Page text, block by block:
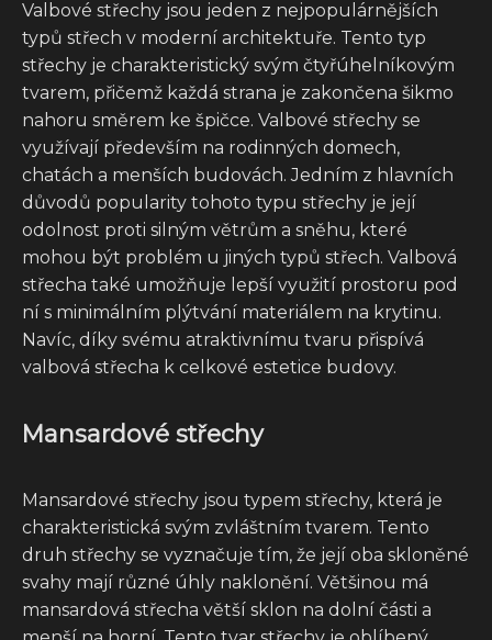
Valbové střechy jsou jeden z nejpopulárnějších
typů střech v moderní architektuře. Tento typ
střechy je charakteristický svým čtyřúhelníkovým
tvarem, přičemž každá strana je zakončena šikmo
nahoru směrem ke špičce. Valbové střechy se
využívají především na rodinných domech,
chatách a menších budovách. Jedním z hlavních
důvodů popularity tohoto typu střechy je její
odolnost proti silným větrům a sněhu, které
mohou být problém u jiných typů střech. Valbová
střecha také umožňuje lepší využití prostoru pod
ní s minimálním plýtvání materiálem na krytinu.
Navíc, díky svému atraktivnímu tvaru přispívá
valbová střecha k celkové estetice budovy.
Mansardové střechy
Mansardové střechy jsou typem střechy, která je
charakteristická svým zvláštním tvarem. Tento
druh střechy se vyznačuje tím, že její oba skloněné
svahy mají různé úhly naklonění. Většinou má
mansardová střecha větší sklon na dolní části a